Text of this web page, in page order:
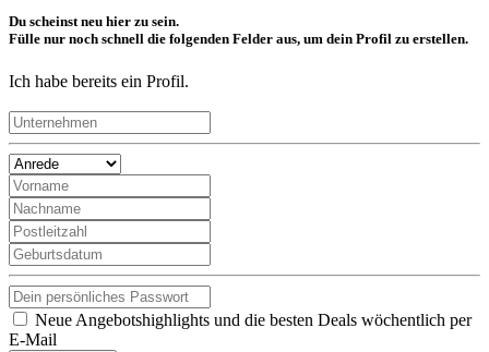
Du scheinst neu hier zu sein.
Fülle nur noch schnell die folgenden Felder aus, um dein Profil zu erstellen.
Ich habe bereits ein Profil.
Neue Angebotshighlights und die besten Deals wöchentlich per
E-Mail